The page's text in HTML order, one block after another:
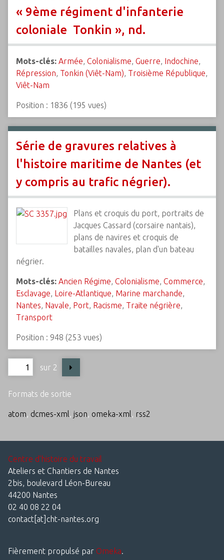
« 9ème régiment d'infanterie
coloniale  Tonkin », nd.
Mots-clés: Armée, Colonialisme, Guerre, Indochine,
Répression, Tonkin (Viêt-Nam), Troisième République,
Viêt-Nam
Position : 1836 (195 vues)
Série de gravures relatives à
l'histoire maritime de Nantes (et
y compris au trafic négrier).
Plans et croquis du port, portraits de
Jacques Cassard (corsaire nantais),
plans de navires et croquis de
batailles navales, plan d'un bateau
négrier.
Mots-clés: Ancien Régime, Colonialisme, Commerce,
Esclavage, Loire-Atlantique, Marine marchande,
Nantes, Navale, Port, Racisme, Traite négrière,
Transport
Position : 948 (253 vues)
sur 2
Formats de sortie
atom, dcmes-xml, json, omeka-xml, rss2
Centre d'histoire du travail
Ateliers et Chantiers de Nantes
2bis, boulevard Léon-Bureau
44200 Nantes
02 40 08 22 04
contact[at]cht-nantes.org
Fièrement propulsé par Omeka.